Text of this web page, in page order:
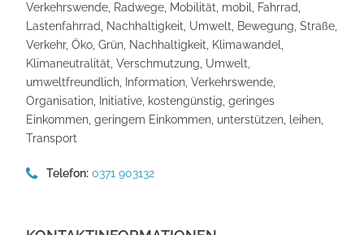
Verkehrswende, Radwege, Mobilität, mobil, Fahrrad,
Lastenfahrrad, Nachhaltigkeit, Umwelt, Bewegung, Straße,
Verkehr, Öko, Grün, Nachhaltigkeit, Klimawandel,
Klimaneutralität, Verschmutzung, Umwelt,
umweltfreundlich, Information, Verkehrswende,
Organisation, Initiative, kostengünstig, geringes
Einkommen, geringem Einkommen, unterstützen, leihen,
Transport
Telefon: 0371 903132